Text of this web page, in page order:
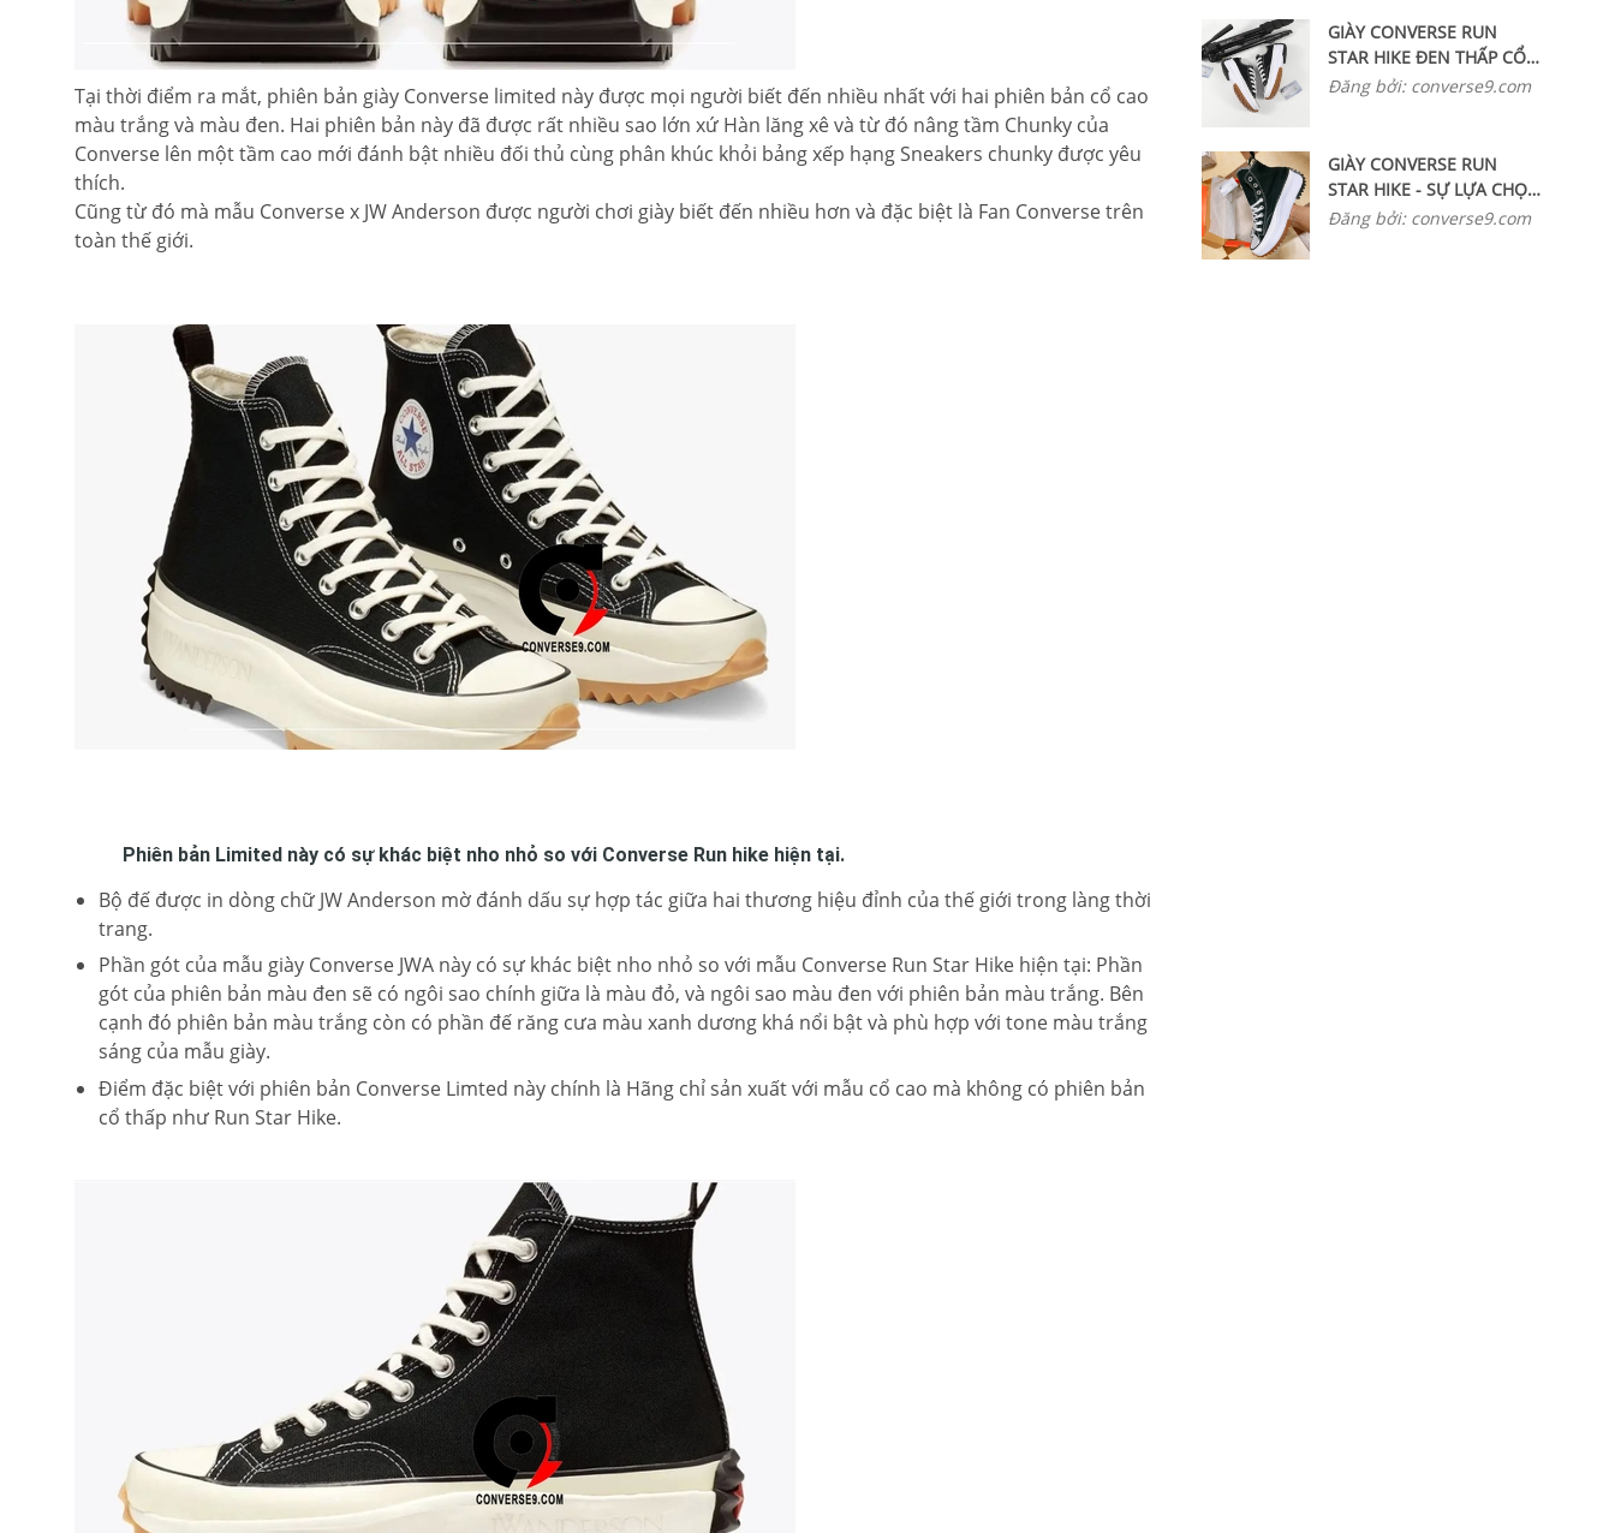
GIÀY CONVERSE RUN
STAR HIKE ĐEN THẤP CỔ,
PHONG CÁCH SÁNG TẠO
Đăng bởi: converse9.com
GIÀY CONVERSE RUN
STAR HIKE - SỰ LỰA CHỌN
SỐ 1 CHO GIÀY UNISEX
Đăng bởi: converse9.com
Tại thời điểm ra mắt, phiên bản giày Converse limited này được mọi người biết đến nhiều nhất với hai phiên bản cổ cao
màu trắng và màu đen. Hai phiên bản này đã được rất nhiều sao lớn xứ Hàn lăng xê và từ đó nâng tầm Chunky của
Converse lên một tầm cao mới đánh bật nhiều đối thủ cùng phân khúc khỏi bảng xếp hạng Sneakers chunky được yêu
thích.
Cũng từ đó mà mẫu Converse x JW Anderson được người chơi giày biết đến nhiều hơn và đặc biệt là Fan Converse trên
toàn thế giới.
Phiên bản Limited này có sự khác biệt nho nhỏ so với Converse Run hike hiện tại.
Bộ đế được in dòng chữ JW Anderson mờ đánh dấu sự hợp tác giữa hai thương hiệu đỉnh của thế giới trong làng thời
trang.
Phần gót của mẫu giày Converse JWA này có sự khác biệt nho nhỏ so với mẫu Converse Run Star Hike hiện tại: Phần
gót của phiên bản màu đen sẽ có ngôi sao chính giữa là màu đỏ, và ngôi sao màu đen với phiên bản màu trắng. Bên
cạnh đó phiên bản màu trắng còn có phần đế răng cưa màu xanh dương khá nổi bật và phù hợp với tone màu trắng
sáng của mẫu giày.
Điểm đặc biệt với phiên bản Converse Limted này chính là Hãng chỉ sản xuất với mẫu cổ cao mà không có phiên bản
cổ thấp như Run Star Hike.